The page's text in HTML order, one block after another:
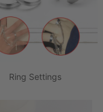
Ring Settings